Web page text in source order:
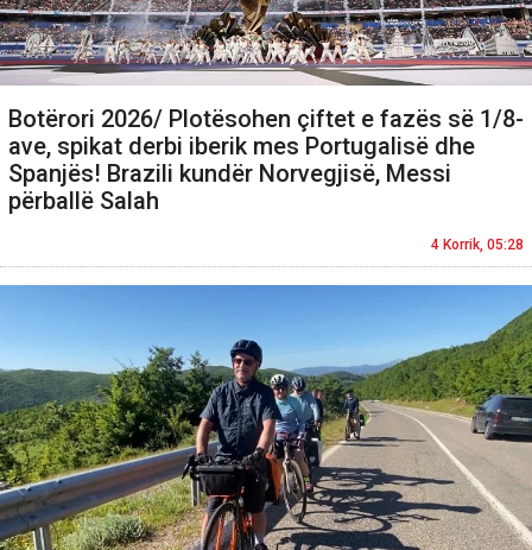
Botërori 2026/ Plotësohen çiftet e fazës së 1/8-
ave, spikat derbi iberik mes Portugalisë dhe
Spanjës! Brazili kundër Norvegjisë, Messi
përballë Salah
4 Korrik, 05:28